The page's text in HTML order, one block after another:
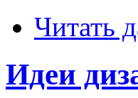
Читать
Идеи